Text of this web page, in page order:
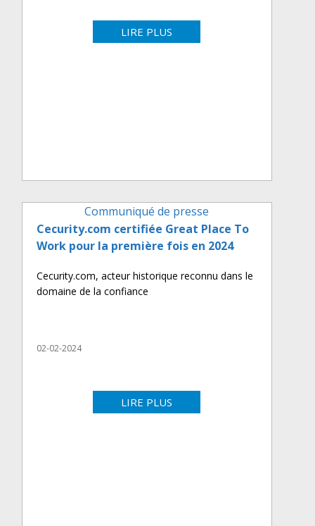
LIRE PLUS
Communiqué de presse
Cecurity.com certifiée Great Place To
Work pour la première fois en 2024
Cecurity.com, acteur historique reconnu dans le
domaine de la confiance
02-02-2024
LIRE PLUS